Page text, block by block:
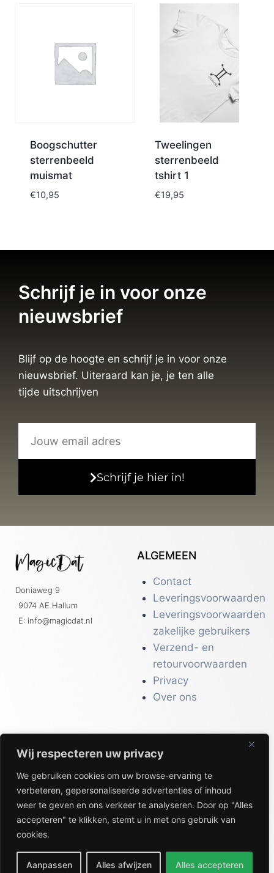
Wij respecteren uw privacy
We gebruiken cookies om uw browse-ervaring te
verbeteren, gepersonaliseerde advertenties of inhoud
weer te geven en ons verkeer te analyseren. Door op "Alles
accepteren" te klikken, stemt u in met ons gebruik van
cookies.
Aanpassen Alles afwijzen Alles accepteren
Boogschutter
sterrenbeeld
muismat
€10,95
Tweelingen
sterrenbeeld
tshirt 1
€19,95
Schrijf je in voor onze
nieuwsbrief
Blijf op de hoogte en schrijf je in voor onze
nieuwsbrief. Uiteraard kan je, je ten alle
tijde uitschrijven
Schrijf je hier in!
Doniaweg 9
9074 AE Hallum
E: info@magicdat.nl
ALGEMEEN
Contact
Leveringsvoorwaarden
Leveringsvoorwaarden
zakelijke gebruikers
Verzend- en
retourvoorwaarden
Privacy
Over ons
CATALOGI
Workwear &
Veiligheid
Kantoor & Receptie
Gezondheid & Beauty
Keuken & Horeca